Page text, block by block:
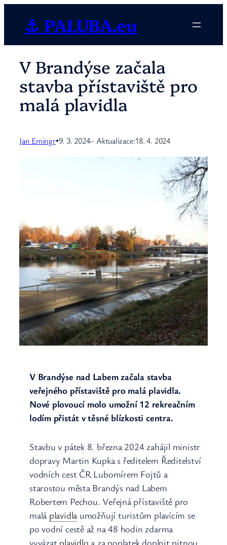
obsah
⚓ PALUBA.eu
V Brandýse začala
stavba přístaviště pro
malá plavidla
Jan Emingr•9. 3. 2024– Aktualizace:18. 4. 2024
V Brandýse nad Labem začala stavba
veřejného přístaviště pro malá plavidla.
Nové plovoucí molo umožní 12 rekreačním
lodím přistát v těsné blízkosti centra.
Stavbu v pátek 8. března 2024 zahájil ministr
dopravy Martin Kupka s ředitelem Ředitelství
vodních cest ČR Lubomírem Fojtů a
starostou města Brandýs nad Labem
Robertem Pechou. Veřejná přístaviště pro
malá plavidla umožňují turistům plavícím se
po vodní cestě až na 48 hodin zdarma
vyvázat plavidlo a za poplatek doplnit pitnou